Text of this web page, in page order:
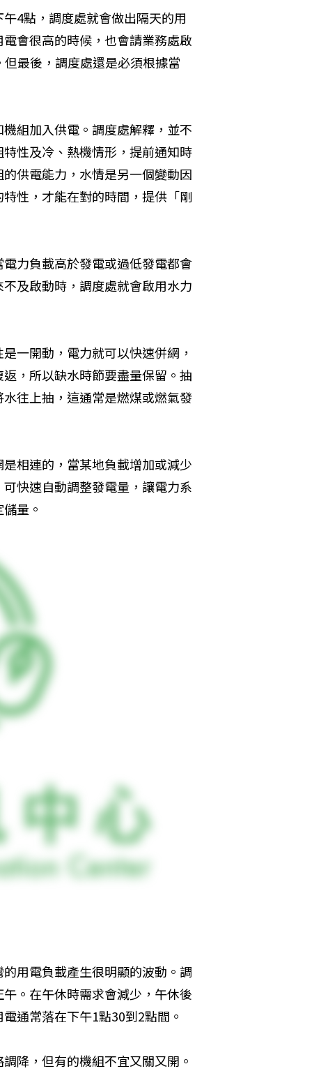
4點，調度處就會做出隔天的用
會很高的時候，也會請業務處啟
最後，調度處還是必須根據當
組加入供電。調度處解釋，並不
性及冷、熱機情形，提前通知時
供電能力，水情是另一個變動因
性，才能在對的時間，提供「剛
力負載高於發電或過低發電都會
及啟動時，調度處就會啟用水力
一開動，電力就可以快速併網，
，所以缺水時節要盡量保留。抽
往上抽，這通常是燃煤或燃氣發
相連的，當某地負載增加或減少
快速自動調整發電量，讓電力系
量。
用電負載產生很明顯的波動。調
。在午休時需求會減少，午休後
通常落在下午1點30到2點間。
降，但有的機組不宜又關又開。